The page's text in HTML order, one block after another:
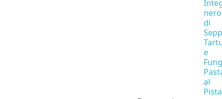
nero
di
e
al